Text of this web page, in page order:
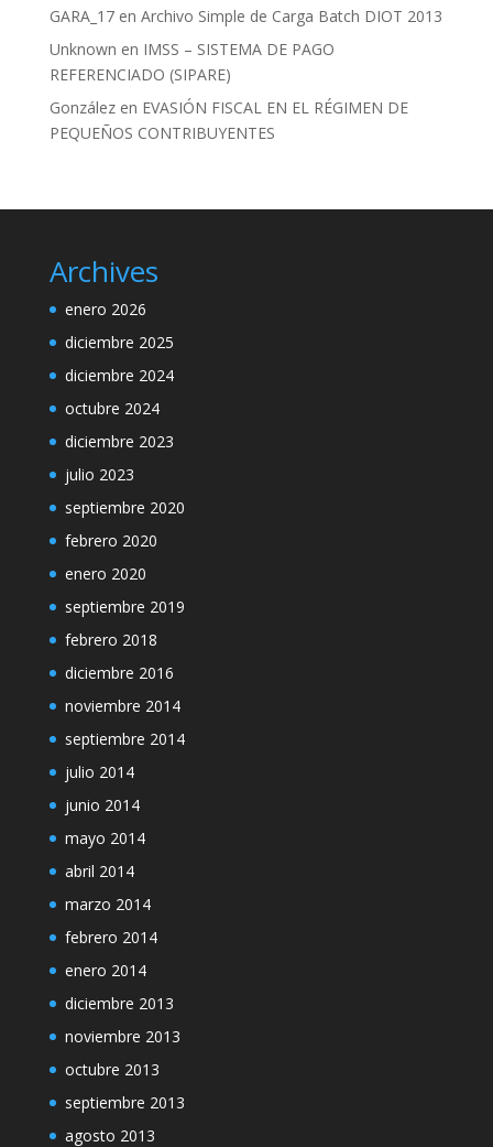
GARA_17en Archivo Simple de Carga Batch DIOT 2013
Unknown en IMSS – SISTEMA DE PAGO
REFERENCIADO (SIPARE)
Gonzálezen EVASIÓN FISCAL EN EL RÉGIMEN DE
PEQUEÑOS CONTRIBUYENTES
Archives
enero 2026
diciembre 2025
diciembre 2024
octubre 2024
diciembre 2023
julio 2023
septiembre 2020
febrero 2020
enero 2020
septiembre 2019
febrero 2018
diciembre 2016
noviembre 2014
septiembre 2014
julio 2014
junio 2014
mayo 2014
abril 2014
marzo 2014
febrero 2014
enero 2014
diciembre 2013
noviembre 2013
octubre 2013
septiembre 2013
agosto 2013